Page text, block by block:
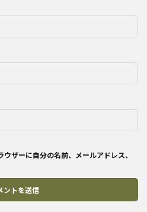
ザーに自分の名前、メールアドレス、